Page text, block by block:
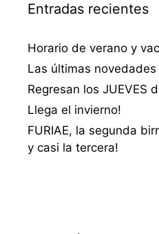
Entradas recientes
Horario de verano y
Las últimas
Regresan los JUEVES
Llega el invierno!
FURIAE, la segunda
y casi la tercera!